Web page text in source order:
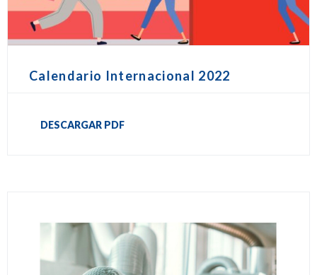
Calendario Internacional 2022
DESCARGAR PDF